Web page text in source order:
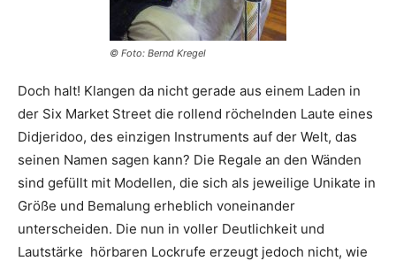
© Foto: Bernd Kregel
Doch halt! Klangen da nicht gerade aus einem Laden in
der Six Market Street die rollend röchelnden Laute eines
Didjeridoo, des einzigen Instruments auf der Welt, das
seinen Namen sagen kann? Die Regale an den Wänden
sind gefüllt mit Modellen, die sich als jeweilige Unikate in
Größe und Bemalung erheblich voneinander
unterscheiden. Die nun in voller Deutlichkeit und
Lautstärke hörbaren Lockrufe erzeugt jedoch nicht, wie